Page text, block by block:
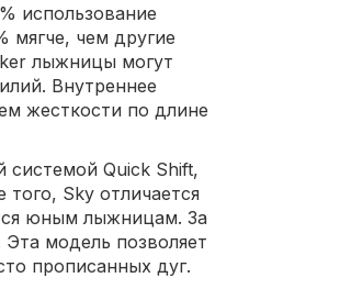
использование
мягче, чем другие
лыжницы могут
Внутреннее
жесткости по длине
системой Quick Shift,
Sky отличается
юным лыжницам. За
модель позволяет
прописанных дуг.